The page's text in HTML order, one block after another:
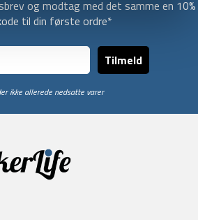
og modtag med det samme en 10%
til din første ordre*
Tilmeld
ikke allerede nedsatte varer